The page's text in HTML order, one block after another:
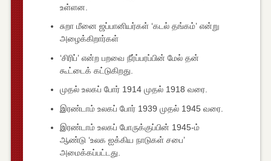
உள்ளன.
சுறா மீனை ஜப்பானியர்கள் ‘கடல் தங்கம்’ என்று
அழைக்கிறார்கள்
‘சிரிப்’ என்ற பறவை நீர்ப்பரப்பின் மேல் தன்
கூட்டைக் கட்டுகிறது.
முதல் உலகப் போர் 1914 முதல் 1918 வரை.
இரண்டாம் உலகப் போர் 1939 முதல் 1945 வரை.
இரண்டாம் உலகப் போருக்குப்பின் 1945-ம்
ஆண்டு ‘உலக ஐக்கிய நாடுகள் சபை’
அமைக்கப்பட்டது.